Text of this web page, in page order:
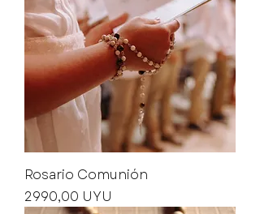
Rosario Comunión
Precio
2990,00 UYU